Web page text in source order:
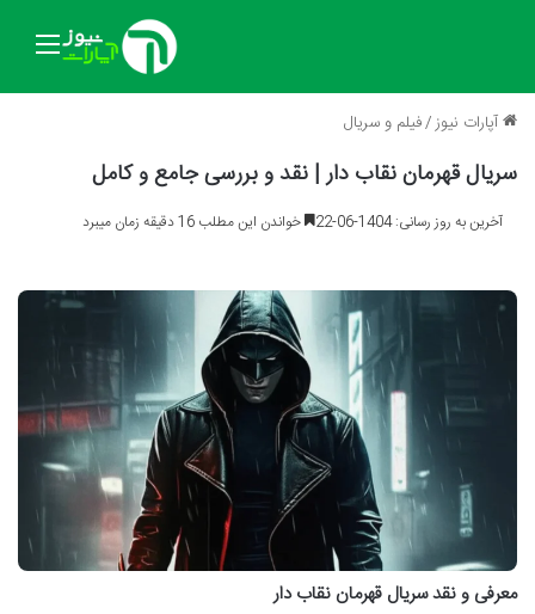
منو
آپارات نیوز/فیلم و سریال
سریال قهرمان نقاب دار | نقد و بررسی جامع و کامل
آخرین به روز رسانی: 1404-06-22 خواندن این مطلب 16 دقیقه زمان میبرد
معرفی و نقد سریال قهرمان نقاب دار